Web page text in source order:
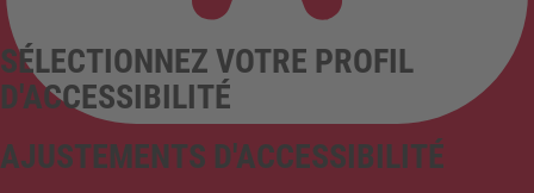
AJUSTEMENTS D'ACCESSIBILITÉ
SÉLECTIONNEZ VOTRE PROFIL
D'ACCESSIBILITÉ